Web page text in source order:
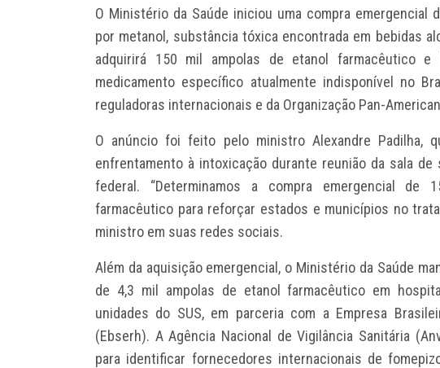
O Ministério da Saúde iniciou uma compra emergencial
por metanol, substância tóxica encontrada em bebidas
adquirirá 150 mil ampolas de etanol farmacêutico
medicamento específico atualmente indisponível no
reguladoras internacionais e da Organização Pan-
O anúncio foi feito pelo ministro Alexandre Padilha,
enfrentamento à intoxicação durante reunião da sala
federal. “Determinamos a compra emergencial de
farmacêutico para reforçar estados e municípios no
ministro em suas redes sociais.
Além da aquisição emergencial, o Ministério da Saúde
de 4,3 mil ampolas de etanol farmacêutico em
unidades do SUS, em parceria com a Empresa
(Ebserh). A Agência Nacional de Vigilância Sanitária
para identificar fornecedores internacionais de